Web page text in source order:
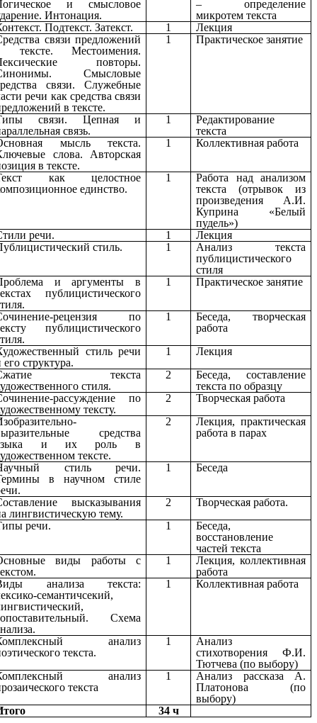
и смысловое
Интонация.
– определение
микротем текста
Подтекст. Затекст.
1
Лекция
связи предложений
тексте. Местоимения.
повторы.
Смысловые
связи. Служебные
речи как средства связи
в тексте.
1 Практическое занятие
связи. Цепная и
связь.
1
Редактирование
текста
мысль текста.
слова. Авторская
в тексте.
1 Коллективная работа
как целостное
единство.
1
Работа над анализом
текста (отрывок из
произведения А.И.
Куприна «Белый
пудель»)
речи.
1
Лекция
стиль.
1
Анализ текста
публицистического
стиля
и аргументы в
публицистического
1 Практическое занятие
рецензия по
публицистического
1
Беседа, творческая
работа
стиль речи
его структура.
1
Лекция
текста
стиля.
2
Беседа, составление
текста по образцу
рассуждение по
тексту.
2
Творческая работа
средства
и их роль в
тексте.
2
Лекция, практическая
работа в парах
стиль речи.
в научном стиле
1 Беседа
высказывания
лингвистическую тему.
2
Творческая работа.
речи.
1
Беседа,
восстановление
частей текста
виды работы с
1
Лекция, коллективная
работа
анализа текста:
семантичсекий,
Схема
1 Коллективная работа
анализ
текста.
1
Анализ
стихотворения Ф.И.
Тютчева (по выбору)
анализ
текста
1
Анализ рассказа А.
Платонова (по
выбору)
34 ч